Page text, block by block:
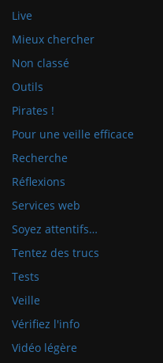
Live
Mieux chercher
Non classé
Outils
Pirates !
Pour une veille efficace
Recherche
Réflexions
Services web
Soyez attentifs…
Tentez des trucs
Tests
Veille
Vérifiez l'info
Vidéo légère